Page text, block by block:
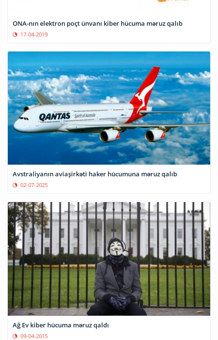
ONA-nın elektron poçt ünvanı kiber hücuma məruz qalıb
17-04-2019
Avstraliyanın aviaşirkəti haker hücumuna məruz qalıb
02-07-2025
Ağ Ev kiber hücuma məruz qaldı
09-04-2015